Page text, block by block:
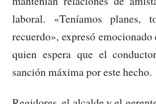
laboral. «Teníamos planes,
recuerdo», expresó
quien espera que el
sanción máxima por este hecho.